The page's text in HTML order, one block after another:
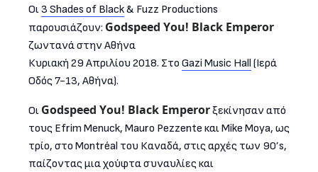
Οι3 Shades of Black& Fuzz Productions
παρουσιάζουν: Godspeed You! Black Emperor
ζωντανά στην Αθήνα
Κυριακή 29 Απριλίου 2018. Στο Gazi Music Hall (Ιερά
Οδός 7-13, Αθήνα).
Οι Godspeed You! Black Emperorξεκίνησαν από
τους Efrim Menuck, Mauro Pezzente και Mike Moya, ως
τρίο, στο Montréal του Καναδά, στις αρχές των 90’s,
παίζοντας μια χούφτα συναυλίες και